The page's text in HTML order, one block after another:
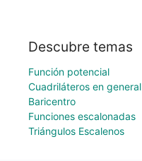
Descubre temas
Función potencial
Cuadriláteros en general
Baricentro
Funciones escalonadas
Triángulos Escalenos